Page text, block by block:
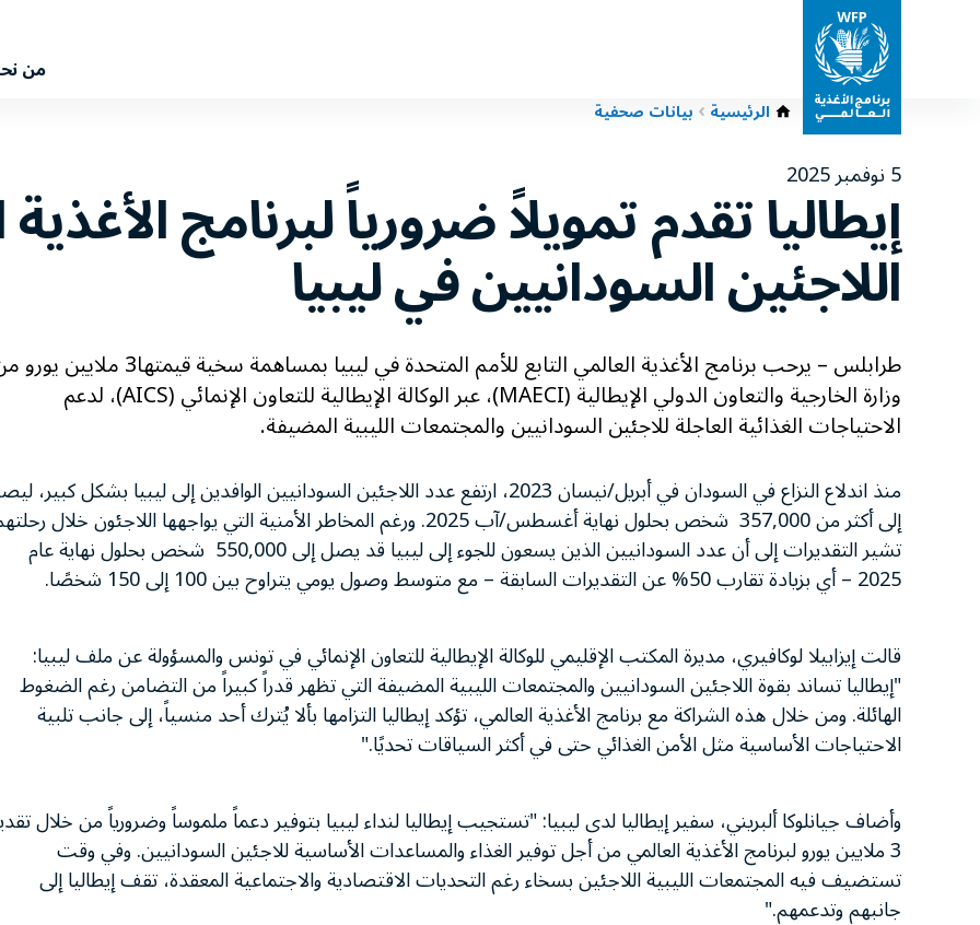
من
الرئيسية بيانات صحفية
5 نوفمبر 2025
إيطاليا تقدم تمويلاً ضرورياً لبرنامج
اللاجئين السودانيين في ليبيا
طرابلس – يرحب برنامج الأغذية العالمي التابع للأمم المتحدة في ليبيا بمساهمة سخية قيمتها3
وزارة الخارجية والتعاون الدولي الإيطالية (MAECI)، عبر الوكالة الإيطالية للتعاون الإنمائي (AICS)، لدعم
الاحتياجات الغذائية العاجلة للاجئين السودانيين والمجتمعات الليبية المضيفة.
منذ اندلاع النزاع في السودان في أبريل/نيسان 2023، ارتفع عدد اللاجئين السودانيين الوافدين إلى ليبيا بشكل كبير،
إلى أكثر من 357,000 شخص بحلول نهاية أغسطس/آب 2025. ورغم المخاطر الأمنية التي يواجهها اللاجئون خلال
تشير التقديرات إلى أن عدد السودانيين الذين يسعون للجوء إلى ليبيا قد يصل إلى 550,000 شخص بحلول نهاية عام
2025 – أي بزيادة تقارب 50% عن التقديرات السابقة – مع متوسط وصول يومي يتراوح بين 100 إلى 150 شخصًا.
قالت إيزابيلا لوكافيري، مديرة المكتب الإقليمي للوكالة الإيطالية للتعاون الإنمائي في تونس والمسؤولة عن ملف ليبيا:
"إيطاليا تساند بقوة اللاجئين السودانيين والمجتمعات الليبية المضيفة التي تظهر قدراً كبيراً من التضامن رغم الضغوط
الهائلة. ومن خلال هذه الشراكة مع برنامج الأغذية العالمي، تؤكد إيطاليا التزامها بألا يُترك أحد منسياً، إلى جانب تلبية
الاحتياجات الأساسية مثل الأمن الغذائي حتى في أكثر السياقات تحديًا."
وأضاف جيانلوكا ألبريني، سفير إيطاليا لدى ليبيا: "تستجيب إيطاليا لنداء ليبيا بتوفير دعماً ملموساً وضرورياً من خلال
3 ملايين يورو لبرنامج الأغذية العالمي من أجل توفير الغذاء والمساعدات الأساسية للاجئين السودانيين. وفي وقت
تستضيف فيه المجتمعات الليبية اللاجئين بسخاء رغم التحديات الاقتصادية والاجتماعية المعقدة، تقف إيطاليا إلى
جانبهم وتدعمهم."